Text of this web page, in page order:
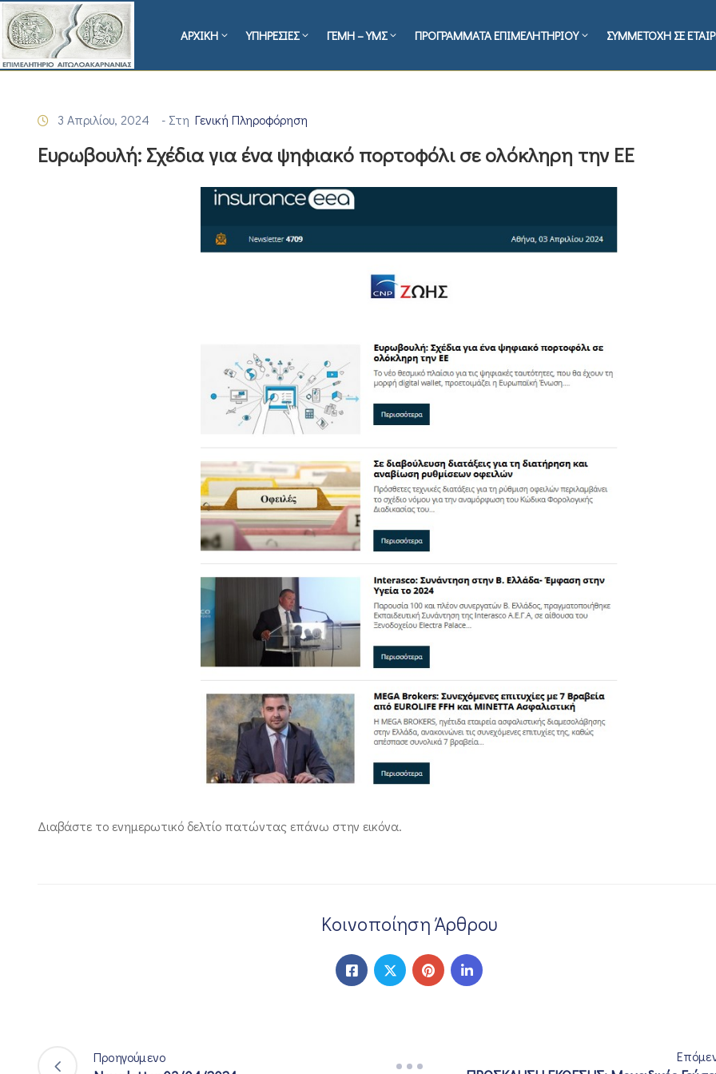
ΑΡΧΙΚΗ ΥΠΗΡΕΣΙΕΣ ΓΕΜΗ – ΥΜΣ ΠΡΟΓΡΑΜΜΑΤΑ ΕΠΙΜΕΛΗΤΗΡΙΟΥ ΣΥΜΜΕΤΟΧΗ ΣΕ
3 Απριλίου, 2024 - Στη Γενική Πληροφόρηση
Ευρωβουλή: Σχέδια για ένα ψηφιακό πορτοφόλι σε ολόκληρη την ΕΕ
Διαβάστε το ενημερωτικό δελτίο πατώντας επάνω στην εικόνα.
Κοινοποίηση Άρθρου
Προηγούμενο